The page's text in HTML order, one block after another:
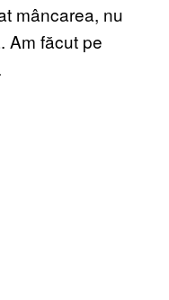
mâncarea, nu
Am făcut pe